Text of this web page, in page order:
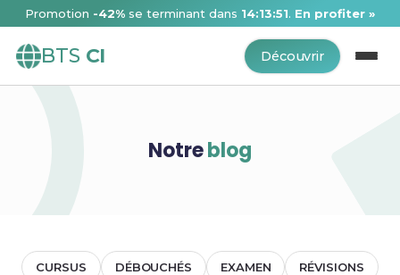
Promotion -42% se terminant dans 14:13:51. En profiter »
BTS CI Découvrir
Notreblog
CURSUS DÉBOUCHÉS EXAMEN RÉVISIONS